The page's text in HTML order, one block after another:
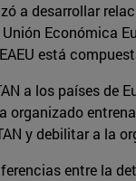
a desarrollar
está
a los países
y debilitar a la
entre la